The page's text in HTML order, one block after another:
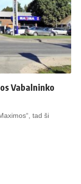
Vabalninko
tad ši